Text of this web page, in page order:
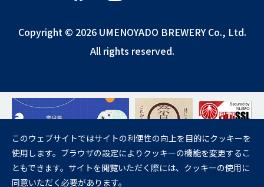
Copyright © 2026 UMENOYADO BREWERY Co., Ltd.
All rights reserved.
飲酒は20歳になってから。
妊娠中や授乳期の飲酒は、胎児・乳児の発育に悪影響を与えるおそれが
あります。
このウェブサイトではサイトの利便性の向上を目的にクッキーを
使用します。ブラウザの設定によりクッキーの機能を変更するこ
ともできます。サイトを閲覧いただく際には、クッキーの使用に
同意いただく必要があります。